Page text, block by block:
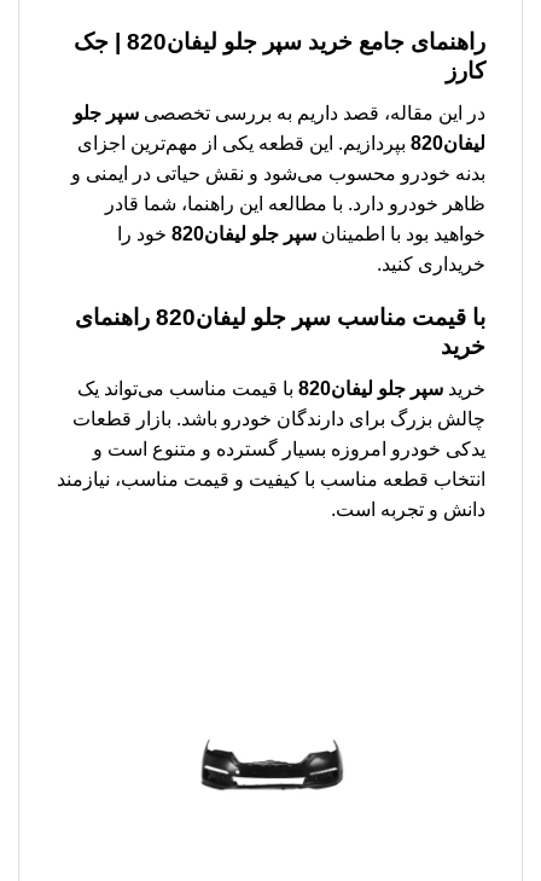
راهنمای جامع خرید سپر جلو لیفان820
| جک
کارز
در این مقاله، قصد داریم به بررسی تخصصی سپر جلو
لیفان820
بپردازیم. این قطعه یکی از مهم‌ترین اجزای
بدنه خودرو محسوب می‌شود و نقش حیاتی در ایمنی و
ظاهر خودرو دارد. با مطالعه این راهنما، شما قادر
خواهید بود با اطمینان سپر جلو لیفان820
خود را
خریداری کنید.
با قیمت مناسب سپر جلو لیفان820
راهنمای
خرید
خرید سپر جلو لیفان820
با قیمت مناسب می‌تواند یک
چالش بزرگ برای دارندگان خودرو باشد. بازار قطعات
یدکی خودرو امروزه بسیار گسترده و متنوع است و
انتخاب قطعه مناسب با کیفیت و قیمت مناسب، نیازمند
دانش و تجربه است.